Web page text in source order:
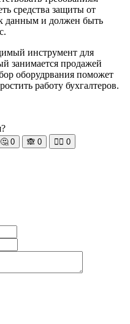
средства защиты от
данным и должен быть
инструмент для
занимается продажей
оборудрвания поможет
работу бухгалтеров.
🤔 0 🙈 0 🧘‍♀️ 0